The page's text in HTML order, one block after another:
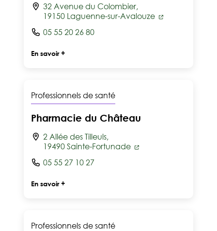
32 Avenue du Colombier,
19150 Laguenne-sur-Avalouze
05 55 20 26 80
En savoir +
Professionnels de santé
Pharmacie du Château
2 Allée des Tilleuls,
19490 Sainte-Fortunade
05 55 27 10 27
En savoir +
Professionnels de santé